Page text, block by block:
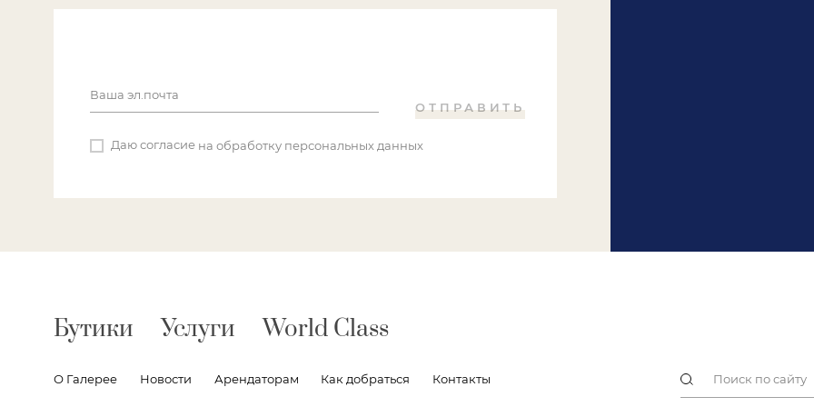
Ваша эл.почта
ОТПРАВИТЬ
Даю согласие на обработку персональных данных
Бутики Услуги World Class
О Галереe Новости Арендаторам Как добраться Контакты